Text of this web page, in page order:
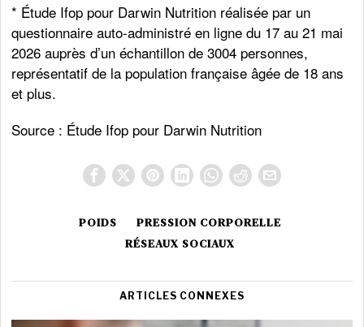
* Étude Ifop pour Darwin Nutrition réalisée par un
questionnaire auto-administré en ligne du 17 au 21 mai
2026 auprès d’un échantillon de 3004 personnes,
représentatif de la population française âgée de 18 ans
et plus.
Source : Étude Ifop pour Darwin Nutrition
POIDS
PRESSION CORPORELLE
RÉSEAUX SOCIAUX
ARTICLES CONNEXES